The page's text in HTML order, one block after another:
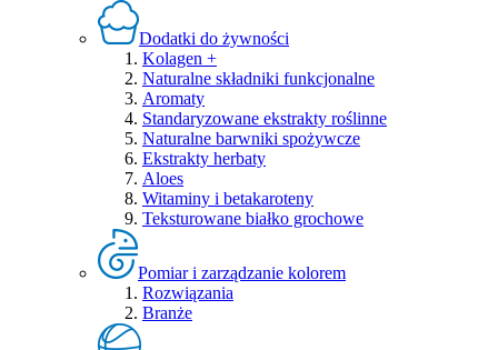
Dodatki do żywności
Kolagen +
Naturalne składniki funkcjonalne
Aromaty
Standaryzowane ekstrakty roślinne
Naturalne barwniki spożywcze
Ekstrakty herbaty
Aloes
Witaminy i betakaroteny
Teksturowane białko grochowe
Pomiar i zarządzanie kolorem
Rozwiązania
Branże